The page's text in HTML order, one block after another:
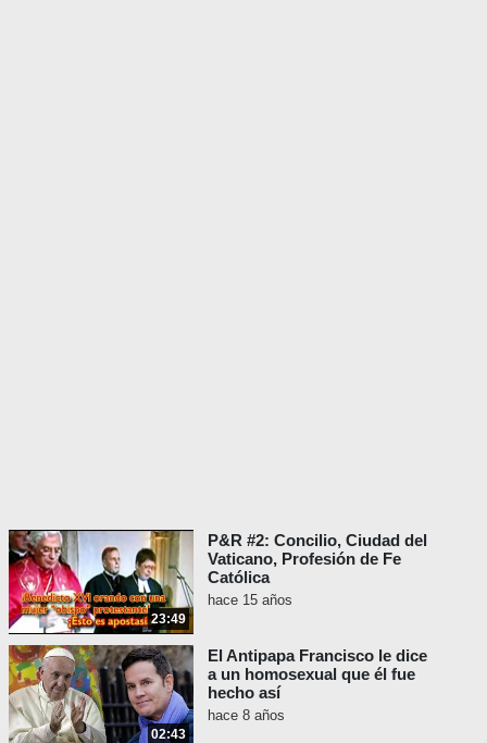
23:49
P&R #2: Concilio, Ciudad del
Vaticano, Profesión de Fe
Católica
hace 15 años
02:43
El Antipapa Francisco le dice
a un homosexual que él fue
hecho así
hace 8 años